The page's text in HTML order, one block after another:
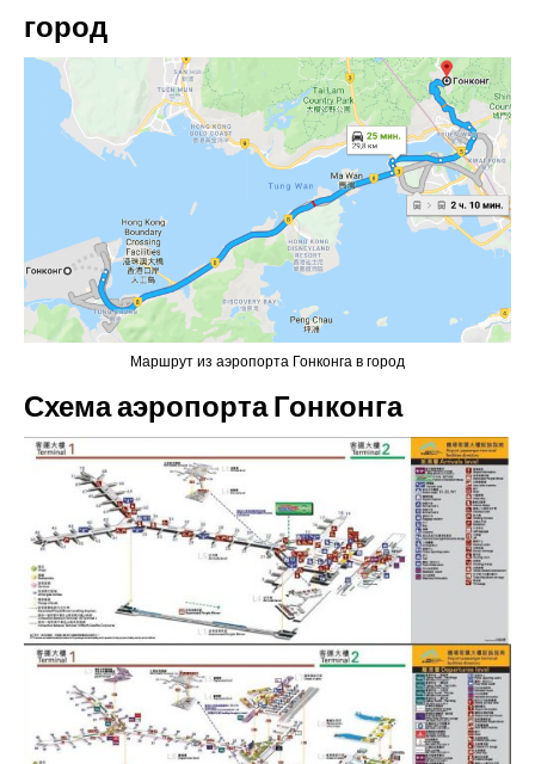
город
Маршрут из аэропорта Гонконга в город
Схема аэропорта Гонконга